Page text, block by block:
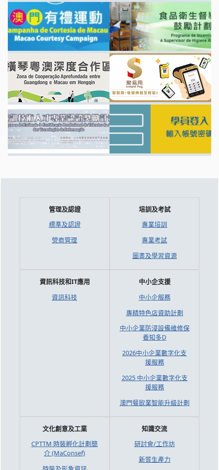
管理及認證
標準及認證
營商管理
培訓及考試
專業培訓
專業考試
圖書及學習資源
資訊科技和IT應用
資訊科技
中小企支援
中小企服務
專精特色店資助計劃
中小企業防浸設備維修保
養知多D
2026中小企業數字化支
援服務
2025 中小企業數字化支
援服務
澳門餐飲業智能升級計劃
文化創意及工業
CPTTM 時裝孵化計劃簡
介 (MaConsef)
知識交流
研討會/工作坊
新質生產力